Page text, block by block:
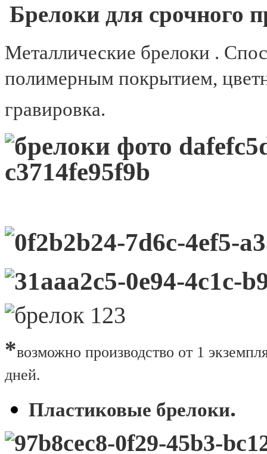
Брелоки для срочного
Металлические брелоки .
полимерным покрытием,
гравировка.
*возможно производство от 1
дней.
Пластиковые брелоки.